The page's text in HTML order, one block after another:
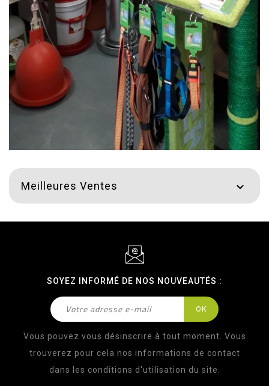
Meilleures Ventes 
SOYEZ INFORMÉ DE NOS NOUVEAUTÉS :
Vous pouvez vous désinscrire à tout moment. Vous
trouverez pour cela nos informations de contact
dans les conditions d'utilisation du site.